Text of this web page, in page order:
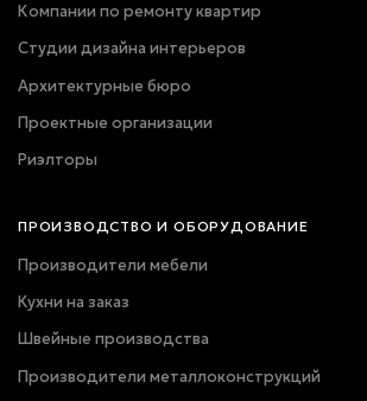
Компании по ремонту квартир
Студии дизайна интерьеров
Архитектурные бюро
Проектные организации
Риэлторы
ПРОИЗВОДСТВО И ОБОРУДОВАНИЕ
Производители мебели
Кухни на заказ
Швейные производства
Производители металлоконструкций